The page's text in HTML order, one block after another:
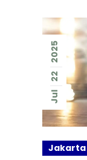
Jul
22
2025
Jakarta